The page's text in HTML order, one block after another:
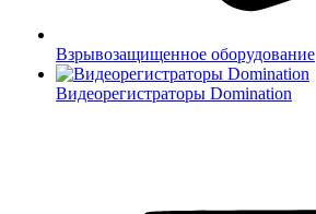
Взрывозащищенное оборудование
Видеорегистраторы Domination